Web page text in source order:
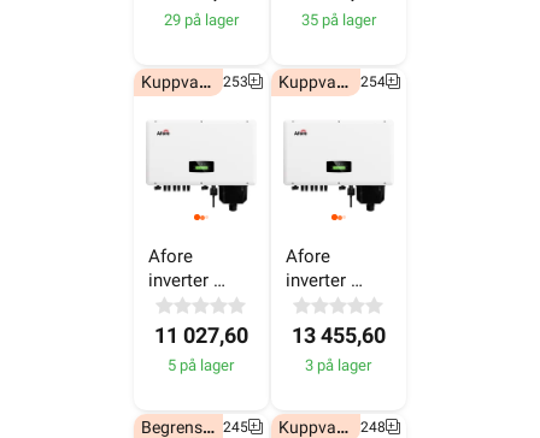
Afore
inverter
Kuppvare!
6607253
11 027,60
5 på lager
Afore
inverter
Kuppvare!
6607254
13 455,60
3 på lager
Begrenset
6607245 Kuppvare!
6607248